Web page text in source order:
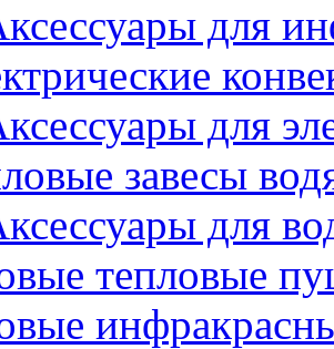
для
для
завесы
для
тепловые